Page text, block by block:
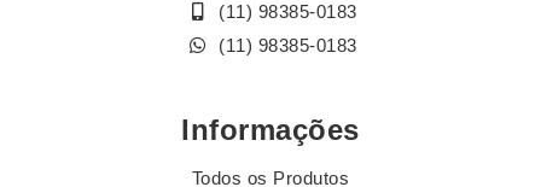
(11) 98385-0183
(11) 98385-0183
Informações
Todos os Produtos